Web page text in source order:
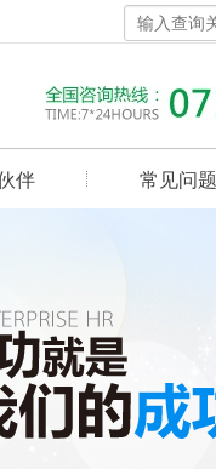
伴 常见问题